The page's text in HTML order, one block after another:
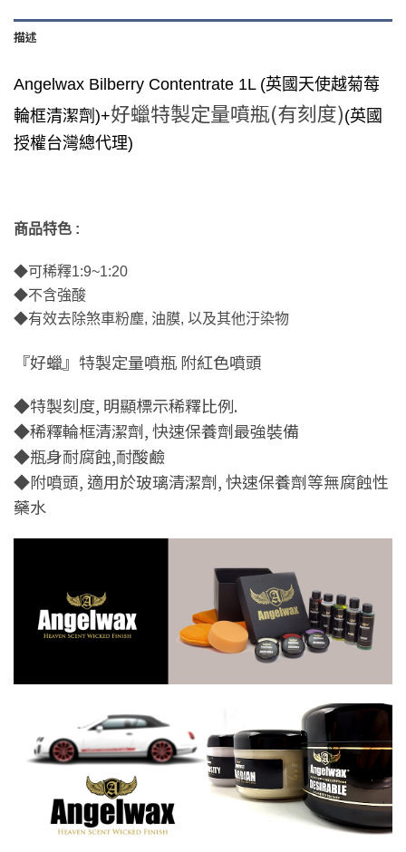
描述
Angelwax Bilberry Contentrate 1L (英國天使越菊莓
輪框清潔劑)+好蠟特製定量噴瓶(有刻度)(英國
授權台灣總代理)
商品特色 :
◆可稀釋1:9~1:20
◆不含強酸
◆有效去除煞車粉塵, 油膜, 以及其他汙染物
『好蠟』特製定量噴瓶 附紅色噴頭
◆特製刻度, 明顯標示稀釋比例.
◆稀釋輪框清潔劑, 快速保養劑最強裝備
◆瓶身耐腐蝕,耐酸鹼
◆附噴頭, 適用於玻璃清潔劑, 快速保養劑等無腐蝕性
藥水